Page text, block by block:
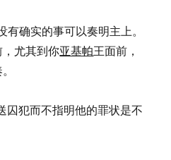
确实的事可以奏明主上。
尤其到你亚基帕王面前，
囚犯而不指明他的罪状是不